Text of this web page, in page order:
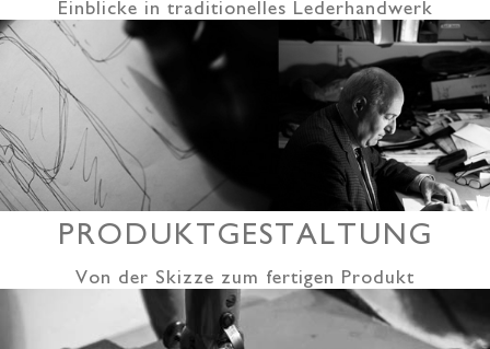
Einblicke in traditionelles Lederhandwerk
PRODUKTGESTALTUNG
Von der Skizze zum fertigen Produkt